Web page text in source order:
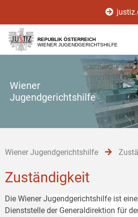
[1]
[2]
[3]
REPUBLIK ÖSTERREICH
WIENER JUGENDGERICHTSHILFE
Wiener
Jugendgerichtshilfe
Wiener Jugendgerichtshilfe
Zuständigkeit
Die Wiener Jugendgerichtshilfe ist
Dienststelle der Generaldirektion für